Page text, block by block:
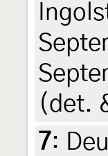
(det.
7: